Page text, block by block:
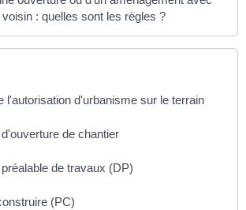
: quelles sont les règles ?
l'autorisation d'urbanisme sur le terrain
de chantier
de travaux (DP)
(PC)